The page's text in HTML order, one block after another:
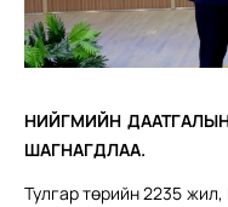
НИЙГМИЙН
ШАГНАГДЛАА.
Тулгар төрийн 2235